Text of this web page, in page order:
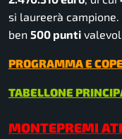
si laureerà
ben 500 punti
PROGRAMMA E
TABELLONE
MONTEPREMI